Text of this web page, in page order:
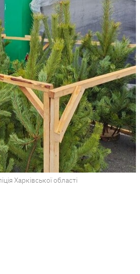
Харківської області